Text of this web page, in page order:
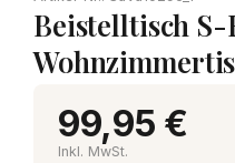
Beistelltisch
99,95 €
Inkl. MwSt.